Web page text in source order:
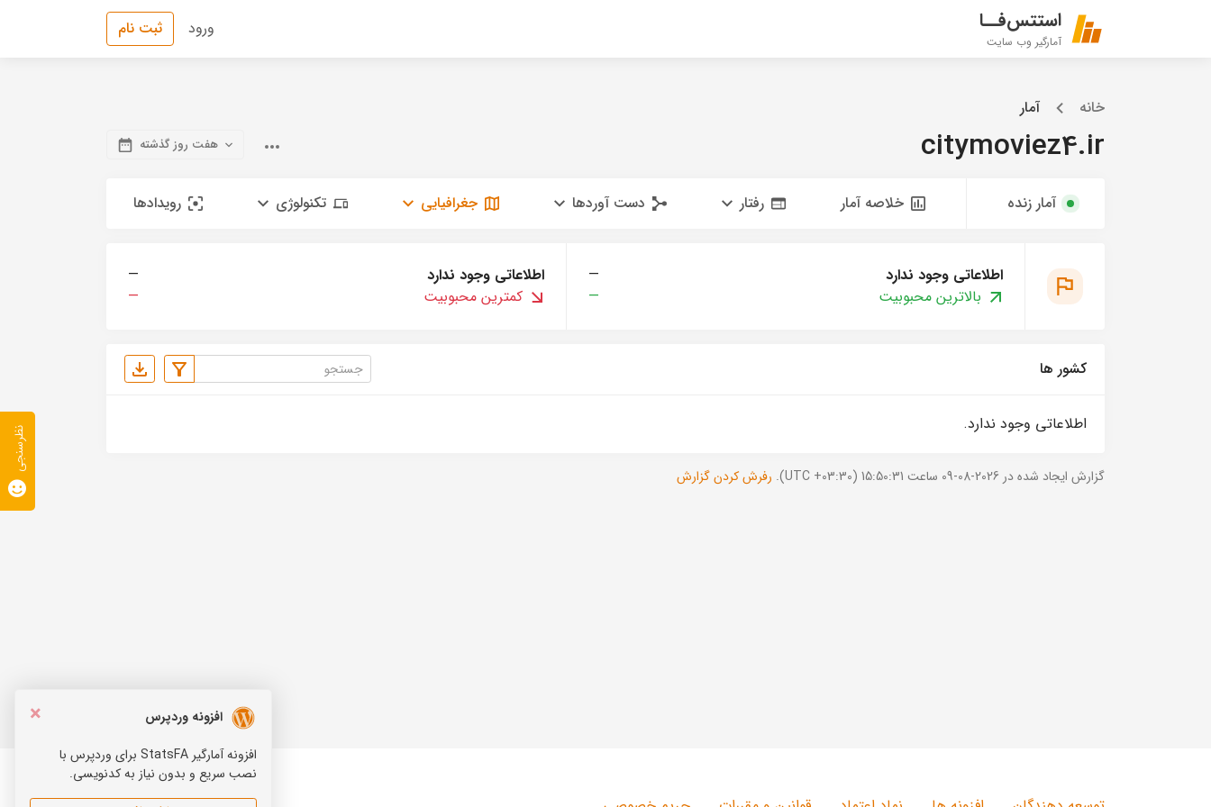
استتس‌فــا
آمارگیر وب سایت
ورود ثبت نام
خانه آمار
citymoviez4.ir هفت روز گذشته
آمار زنده خلاصه آمار رفتار دست آوردها جغرافیایی تکنولوژی رویدادها
اطلاعاتی وجود ندارد
—
بالاترین محبوبیت
—
اطلاعاتی وجود ندارد
—
کمترین محبوبیت
—
کشور ها
اطلاعاتی وجود ندارد.
گزارش ایجاد شده در 2026-08-09 ساعت 15:50:31 (UTC +03:30). رفرش کردن گزارش
×
افزونه وردپرس
افزونه آمارگیر StatsFA برای وردپرس با
نصب سریع و بدون نیاز به کدنویسی.
نظرسنجی